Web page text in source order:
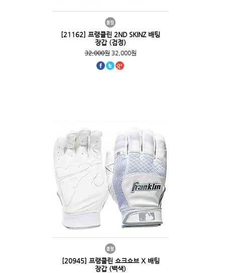
[21162] 프랭클린 2ND SKINZ 배팅
장갑 (검정)
32,000원32,000원
[20945] 프랭클린 쇼크쇼브 X 배팅
장갑 (백색)